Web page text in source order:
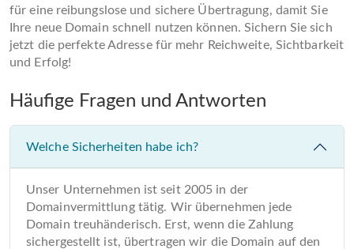
für eine reibungslose und sichere Übertragung, damit Sie
Ihre neue Domain schnell nutzen können. Sichern Sie sich
jetzt die perfekte Adresse für mehr Reichweite, Sichtbarkeit
und Erfolg!
Häufige Fragen und Antworten
Welche Sicherheiten habe ich?
Unser Unternehmen ist seit 2005 in der
Domainvermittlung tätig. Wir übernehmen jede
Domain treuhänderisch. Erst, wenn die Zahlung
sichergestellt ist, übertragen wir die Domain auf den